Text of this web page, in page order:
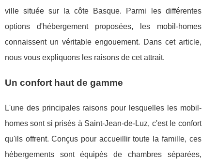
ville située sur la côte Basque. Parmi les différentes
options d'hébergement proposées, les mobil-homes
connaissent un véritable engouement. Dans cet article,
nous vous expliquons les raisons de cet attrait.
Un confort haut de gamme
L'une des principales raisons pour lesquelles les mobil-
homes sont si prisés à Saint-Jean-de-Luz, c'est le confort
qu'ils offrent. Conçus pour accueillir toute la famille, ces
hébergements sont équipés de chambres séparées,